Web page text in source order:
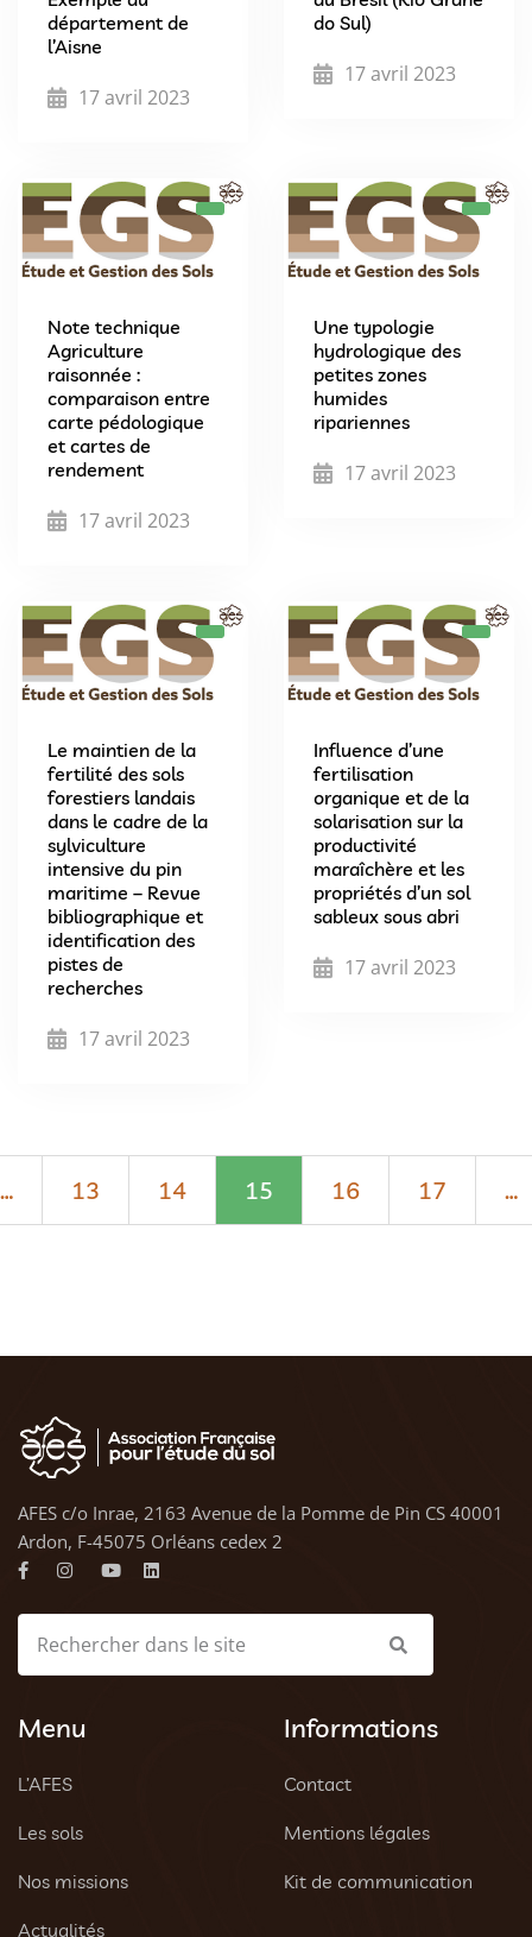
département de
l’Aisne
17 avril 2023
do Sul)
17 avril 2023
Note technique
Agriculture
raisonnée :
comparaison entre
carte pédologique
et cartes de
rendement
17 avril 2023
Une typologie
hydrologique des
petites zones
humides
ripariennes
17 avril 2023
Le maintien de la
fertilité des sols
forestiers landais
dans le cadre de la
sylviculture
intensive du pin
maritime – Revue
bibliographique et
identification des
pistes de
recherches
17 avril 2023
Influence d’une
fertilisation
organique et de la
solarisation sur la
productivité
maraîchère et les
propriétés d’un sol
sableux sous abri
17 avril 2023
… 13 14 15 16 17 …
AFES c/o Inrae, 2163 Avenue de la Pomme de Pin CS 40001
Ardon, F-45075 Orléans cedex 2
Menu
L’AFES
Les sols
Nos missions
Actualités
Informations
Contact
Mentions légales
Kit de communication